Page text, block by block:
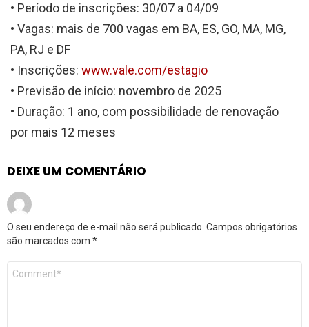
• Período de inscrições: 30/07 a 04/09
• Vagas: mais de 700 vagas em BA, ES, GO, MA, MG,
PA, RJ e DF
• Inscrições: www.vale.com/estagio
• Previsão de início: novembro de 2025
• Duração: 1 ano, com possibilidade de renovação
por mais 12 meses
DEIXE UM COMENTÁRIO
O seu endereço de e-mail não será publicado. Campos obrigatórios
são marcados com *
Comentário